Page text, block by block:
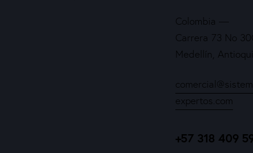
Colombia —
Carrera 73 No
Medellín,
expertos.com
+57 318 409